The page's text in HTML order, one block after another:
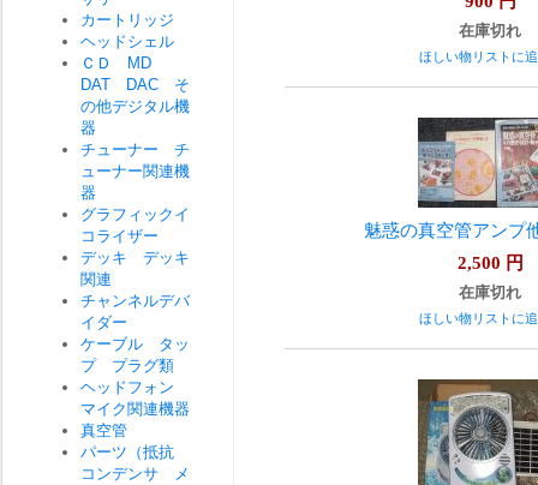
在庫切れ
ほしい物リストに
魅惑の真空管アンプ
2,500 円
在庫切れ
ほしい物リストに
カートリッジ
ヘッドシェル
ＣＤ MD
DAT DAC そ
の他デジタル機
器
チューナー チ
ューナー関連機
器
グラフィックイ
コライザー
デッキ デッキ
関連
チャンネルデバ
イダー
ケーブル タッ
プ プラグ類
ヘッドフォン
マイク関連機器
真空管
パーツ（抵抗
コンデンサ メ